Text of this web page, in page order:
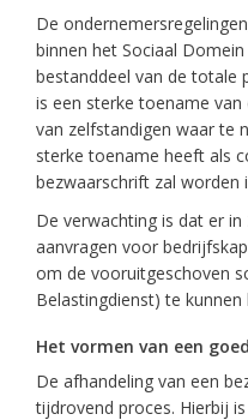
De
binnen het Sociaal
bestanddeel van de totale
is een sterke toename
van zelfstandigen waar te
sterke toename heeft als
bezwaarschrift zal worden
De verwachting is dat er
aanvragen voor
om de vooruitgeschoven
Belastingdienst) te kunnen
Het vormen van een
De afhandeling van een
tijdrovend proces. Hierbij